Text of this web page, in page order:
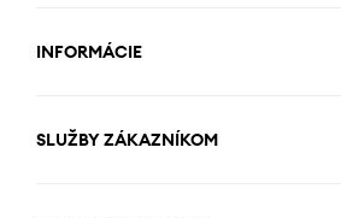
INFORMÁCIE
SLUŽBY ZÁKAZNÍKOM